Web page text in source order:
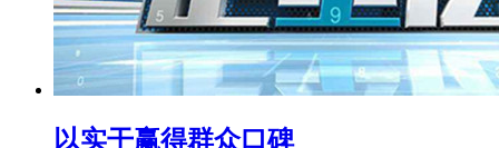
以实干赢得群众口碑